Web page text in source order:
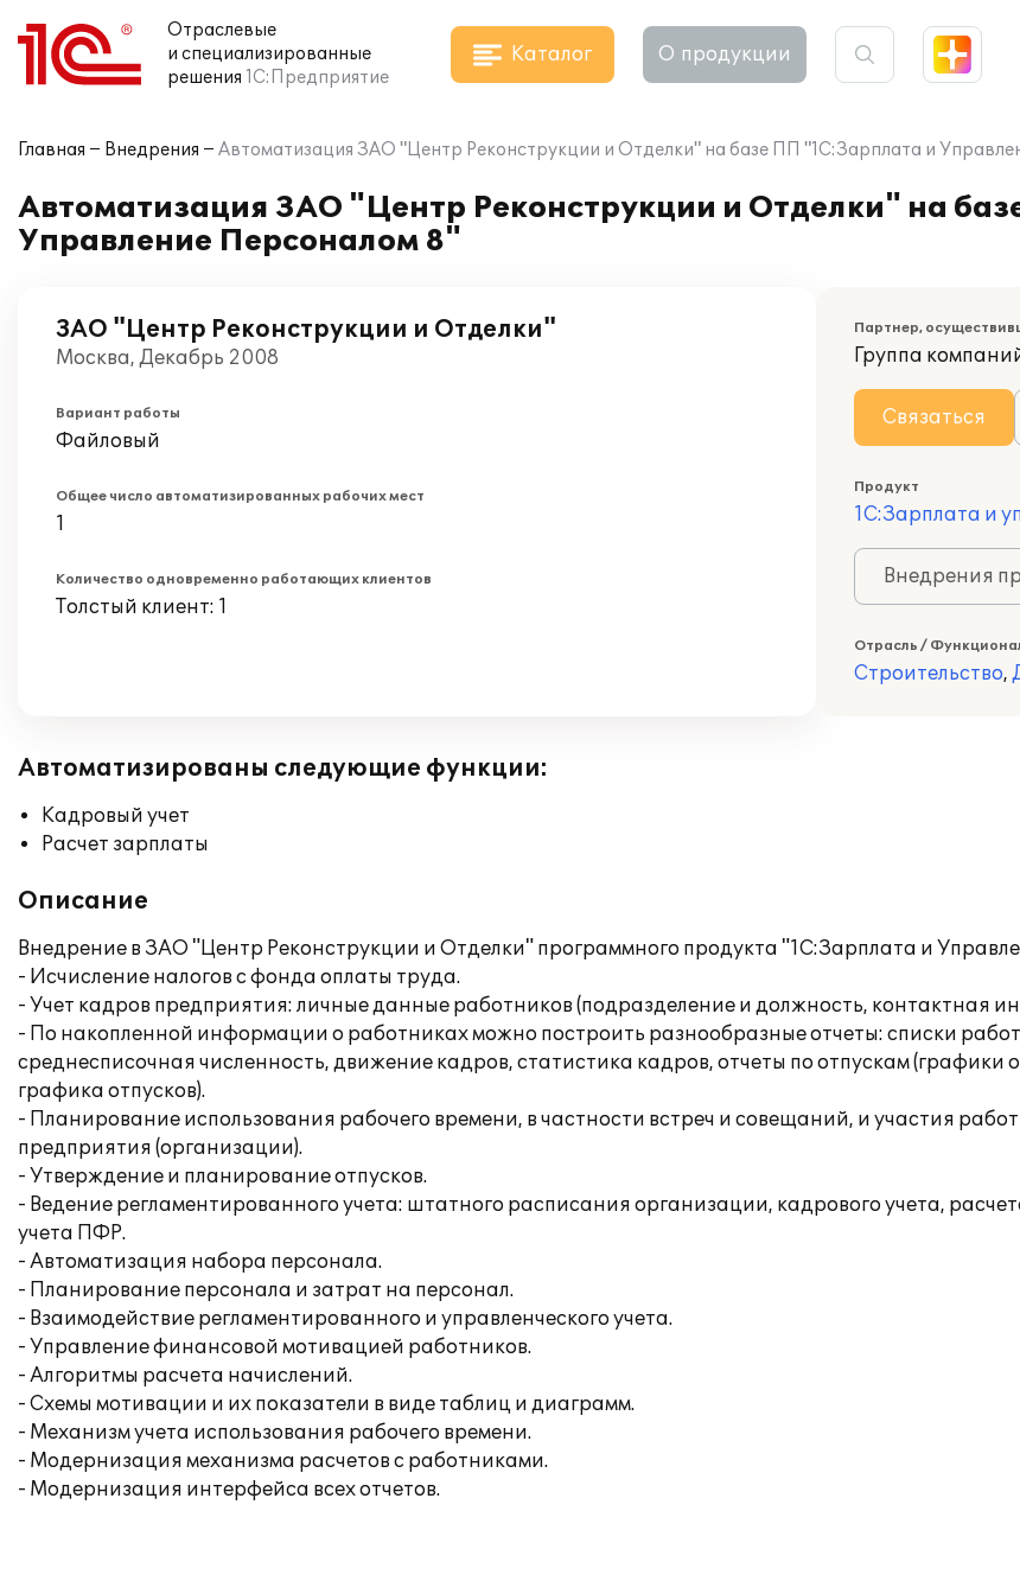
Отраслевые
и специализированные
решения 1С:Предприятие
Каталог О продукции
Главная Внедрения Автоматизация ЗАО "Центр Реконструкции и Отделки" на базе ПП "1С:Зарплата и
Автоматизация ЗАО "Центр Реконструкции и Отделки" на
Управление Персоналом 8"
ЗАО "Центр Реконструкции и Отделки"
Москва, Декабрь 2008
Вариант работы
Файловый
Общее число автоматизированных рабочих мест
1
Количество одновременно работающих клиентов
Толстый клиент: 1
Партнер,
Группа
Связаться
Продукт
1С:Зарплата и
Внедрения
Отрасль /
Строительство,
Автоматизированы следующие функции:
Кадровый учет
Расчет зарплаты
Описание
Внедрение в ЗАО "Центр Реконструкции и Отделки" программного продукта "1С:Зарплата и
- Исчисление налогов с фонда оплаты труда.
- Учет кадров предприятия: личные данные работников (подразделение и должность, контактная
- По накопленной информации о работниках можно построить разнообразные отчеты: списки
среднесписочная численность, движение кадров, статистика кадров, отчеты по отпускам (графики
графика отпусков).
- Планирование использования рабочего времени, в частности встреч и совещаний, и участия
предприятия (организации).
- Утверждение и планирование отпусков.
- Ведение регламентированного учета: штатного расписания организации, кадрового учета,
учета ПФР.
- Автоматизация набора персонала.
- Планирование персонала и затрат на персонал.
- Взаимодействие регламентированного и управленческого учета.
- Управление финансовой мотивацией работников.
- Алгоритмы расчета начислений.
- Схемы мотивации и их показатели в виде таблиц и диаграмм.
- Механизм учета использования рабочего времени.
- Модернизация механизма расчетов с работниками.
- Модернизация интерфейса всех отчетов.